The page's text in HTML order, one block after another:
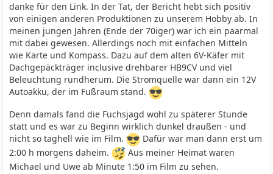
danke für den Link. In der Tat, der Bericht hebt sich positiv
von einigen anderen Produktionen zu unserem Hobby ab. In
meinen jungen Jahren (Ende der 70iger) war ich ein paarmal
mit dabei gewesen. Allerdings noch mit einfachen Mitteln
wie Karte und Kompass. Dazu auf dem alten 6V-Käfer mit
Dachgepäckträger inclusive drehbarer HB9CV und viel
Beleuchtung rundherum. Die Stromquelle war dann ein 12V
Autoakku, der im Fußraum stand.
Denn damals fand die Fuchsjagd wohl zu späterer Stunde
statt und es war zu Beginn wirklich dunkel draußen - und
nicht so taghell wie im Film.
Dafür war man dann erst um
2:00 h morgens daheim.
Aus meiner Heimat waren
Michael und Uwe ab Minute 1:50 im Film zu sehen.